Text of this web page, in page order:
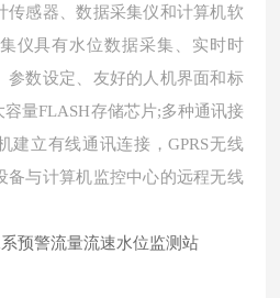
传感器、数据采集仪和计算机软
仪具有水位数据采集、实时时
参数设定、友好的人机界面和标
量FLASH存储芯片;多种通讯接
建立有线通讯连接，GPRS无线
备与计算机监控中心的远程无线